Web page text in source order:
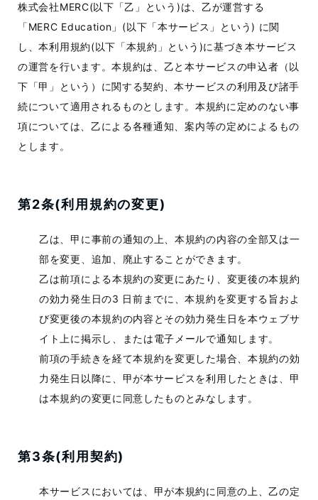
株式会社MERC(以下「乙」という)は、乙が運営する
「MERC Education」(以下「本サービス」という) に関
し、本利用規約(以下「本規約」という)に基づき本サービス
の運営を行います。本規約は、乙と本サービスの申込者（以
下「甲」という）に関する契約、本サービスの利用及び諸手
続について適用されるものとします。本規約に定めのない事
項については、乙による各種通知、案内等の定めによるもの
とします。
第2条(利用規約の変更)
乙は、甲に事前の通知の上、本規約の内容の全部又は一
部を変更、追加、廃止することができます。
乙は前項による本規約の変更にあたり、変更後の本規約
の効力発生日の3 日前までに、本規約を変更する旨およ
び変更後の本規約の内容とその効力発生日を本ウェブサ
イト上に掲示し、または電子メールで通知します。
前項の手続きを経て本規約を変更した場合、本規約の効
力発生日以降に、甲が本サービスを利用したときは、甲
は本規約の変更に同意したものとみなします。
第3条(利用契約)
本サービスにおいては、甲が本規約に同意の上、乙の定